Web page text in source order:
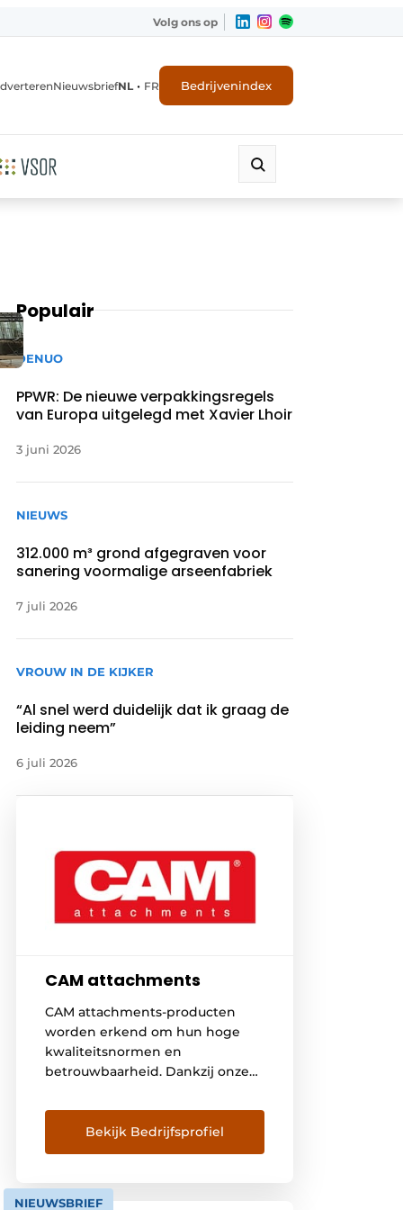
Volg ons op
NieuwsbriefNL • FR Bedrijvenindex
Populair
DENUO
PPWR: De nieuwe verpakkingsregels
van Europa uitgelegd met Xavier Lhoir
3 juni 2026
NIEUWS
312.000 m³ grond afgegraven voor
sanering voormalige arseenfabriek
7 juli 2026
VROUW IN DE KIJKER
“Al snel werd duidelijk dat ik graag de
leiding neem”
6 juli 2026
CAM attachments
CAM attachments-producten
worden erkend om hun hoge
kwaliteitsnormen en
betrouwbaarheid. Dankzij onze
kunnen wij je een breed gamma
aan kwalitatieve
voorzetapparatuur aanbieden.
geworden in West-Europese
Bekijk Bedrijfsprofiel
NIEUWSBRIEF